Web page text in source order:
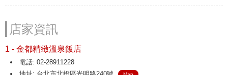
店家資訊
1 - 金都精緻溫泉飯店
電話: 02-28911228